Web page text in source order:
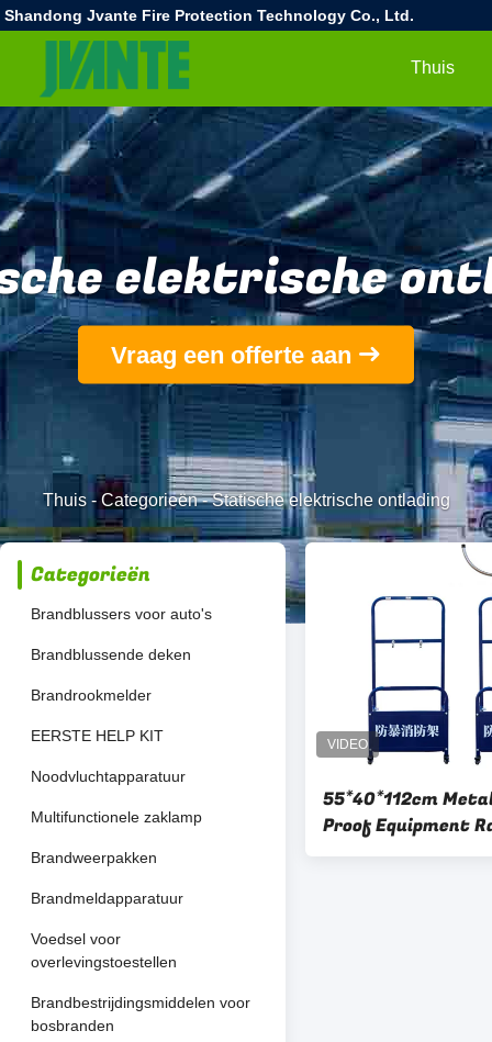
Shandong Jvante Fire Protection Technology Co., Ltd.
Thuis
elektrische
Vraag een offerte aan
Thuis- Categorieën-Statische elektrische ontlading
Categorieën
Brandblussers voor auto's
Brandblussende deken
Brandrookmelder
EERSTE HELP KIT
Noodvluchtapparatuur
Multifunctionele zaklamp
Brandweerpakken
Brandmeldapparatuur
Voedsel voor
overlevingstoestellen
Brandbestrijdingsmiddelen voor
bosbranden
55*40*112cm
Proof Equipment
gemakkelijk te